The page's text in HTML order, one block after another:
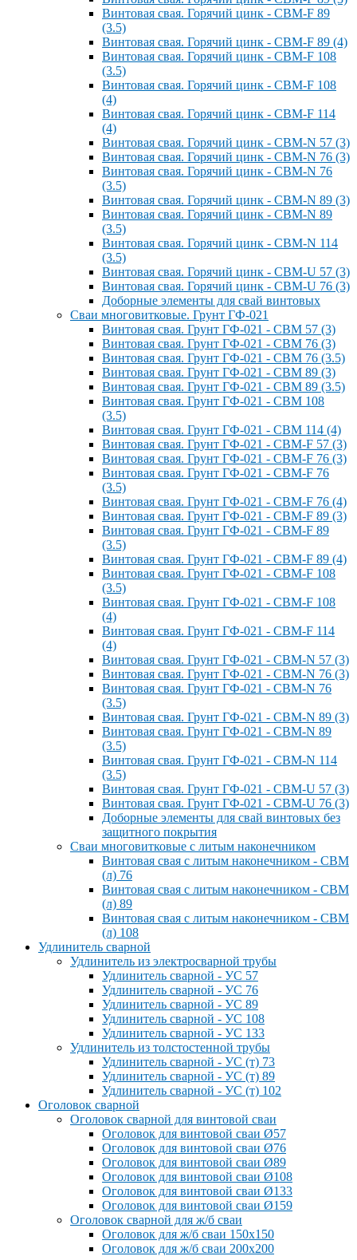
Винтовая свая. Горячий цинк - СВМ-F 89
(3.5)
Винтовая свая. Горячий цинк - СВМ-F 89 (4)
Винтовая свая. Горячий цинк - СВМ-F 108
(3.5)
Винтовая свая. Горячий цинк - СВМ-F 108
(4)
Винтовая свая. Горячий цинк - СВМ-F 114
(4)
Винтовая свая. Горячий цинк - СВМ-N 57 (3)
Винтовая свая. Горячий цинк - СВМ-N 76 (3)
Винтовая свая. Горячий цинк - СВМ-N 76
(3.5)
Винтовая свая. Горячий цинк - СВМ-N 89 (3)
Винтовая свая. Горячий цинк - СВМ-N 89
(3.5)
Винтовая свая. Горячий цинк - СВМ-N 114
(3.5)
Винтовая свая. Горячий цинк - СВМ-U 57 (3)
Винтовая свая. Горячий цинк - СВМ-U 76 (3)
Доборные элементы для свай винтовых
Сваи многовитковые. Грунт ГФ-021
Винтовая свая. Грунт ГФ-021 - СВМ 57 (3)
Винтовая свая. Грунт ГФ-021 - СВМ 76 (3)
Винтовая свая. Грунт ГФ-021 - СВМ 76 (3.5)
Винтовая свая. Грунт ГФ-021 - СВМ 89 (3)
Винтовая свая. Грунт ГФ-021 - СВМ 89 (3.5)
Винтовая свая. Грунт ГФ-021 - СВМ 108
(3.5)
Винтовая свая. Грунт ГФ-021 - СВМ 114 (4)
Винтовая свая. Грунт ГФ-021 - СВМ-F 57 (3)
Винтовая свая. Грунт ГФ-021 - СВМ-F 76 (3)
Винтовая свая. Грунт ГФ-021 - СВМ-F 76
(3.5)
Винтовая свая. Грунт ГФ-021 - СВМ-F 76 (4)
Винтовая свая. Грунт ГФ-021 - СВМ-F 89 (3)
Винтовая свая. Грунт ГФ-021 - СВМ-F 89
(3.5)
Винтовая свая. Грунт ГФ-021 - СВМ-F 89 (4)
Винтовая свая. Грунт ГФ-021 - СВМ-F 108
(3.5)
Винтовая свая. Грунт ГФ-021 - СВМ-F 108
(4)
Винтовая свая. Грунт ГФ-021 - СВМ-F 114
(4)
Винтовая свая. Грунт ГФ-021 - СВМ-N 57 (3)
Винтовая свая. Грунт ГФ-021 - СВМ-N 76 (3)
Винтовая свая. Грунт ГФ-021 - СВМ-N 76
(3.5)
Винтовая свая. Грунт ГФ-021 - СВМ-N 89 (3)
Винтовая свая. Грунт ГФ-021 - СВМ-N 89
(3.5)
Винтовая свая. Грунт ГФ-021 - СВМ-N 114
(3.5)
Винтовая свая. Грунт ГФ-021 - СВМ-U 57 (3)
Винтовая свая. Грунт ГФ-021 - СВМ-U 76 (3)
Доборные элементы для свай винтовых без
защитного покрытия
Сваи многовитковые с литым наконечником
Винтовая свая с литым наконечником - СВМ
(л) 76
Винтовая свая с литым наконечником - СВМ
(л) 89
Винтовая свая с литым наконечником - СВМ
(л) 108
Удлинитель сварной
Удлинитель из электросварной трубы
Удлинитель сварной - УС 57
Удлинитель сварной - УС 76
Удлинитель сварной - УС 89
Удлинитель сварной - УС 108
Удлинитель сварной - УС 133
Удлинитель из толстостенной трубы
Удлинитель сварной - УС (т) 73
Удлинитель сварной - УС (т) 89
Удлинитель сварной - УС (т) 102
Оголовок сварной
Оголовок сварной для винтовой сваи
Оголовок для винтовой сваи Ø57
Оголовок для винтовой сваи Ø76
Оголовок для винтовой сваи Ø89
Оголовок для винтовой сваи Ø108
Оголовок для винтовой сваи Ø133
Оголовок для винтовой сваи Ø159
Оголовок сварной для ж/б сваи
Оголовок для ж/б сваи 150x150
Оголовок для ж/б сваи 200x200